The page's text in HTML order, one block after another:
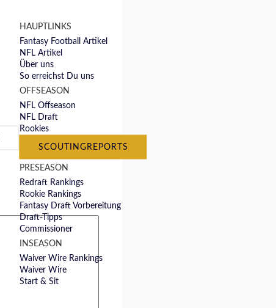
HAUPTLINKS
Fantasy Football Artikel
NFL Artikel
Über uns
So erreichst Du uns
OFFSEASON
NFL Offseason
NFL Draft
Rookies
SCOUTINGREPORTS
PRESEASON
Redraft Rankings
Rookie Rankings
Fantasy Draft Vorbereitung
Draft-Tipps
Commissioner
INSEASON
Waiver Wire Rankings
Waiver Wire
Start & Sit